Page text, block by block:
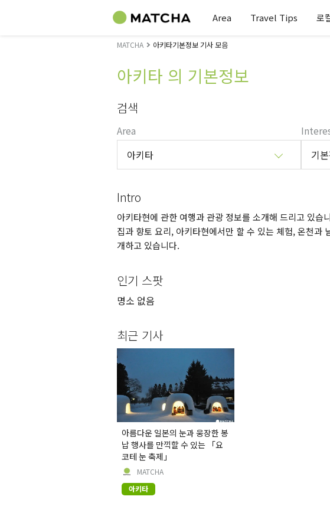
Area Travel Tips 로
MATCHA 아키타기본정보 기사 모음
아키타 의 기본정보
검색
Area
아키타
기
Intro
아키타현에 관한 여행과 관광 정보를 소개해 드리고 있습
집과 향토 요리, 아키타현에서만 할 수 있는 체험, 온천과
개하고 있습니다.
인기 스팟
명소 없음
최근 기사
아름다운 일본의 눈과 웅장한 봉
납 행사를 만끽할 수 있는 「요
코테 눈 축제」
MATCHA
아키타